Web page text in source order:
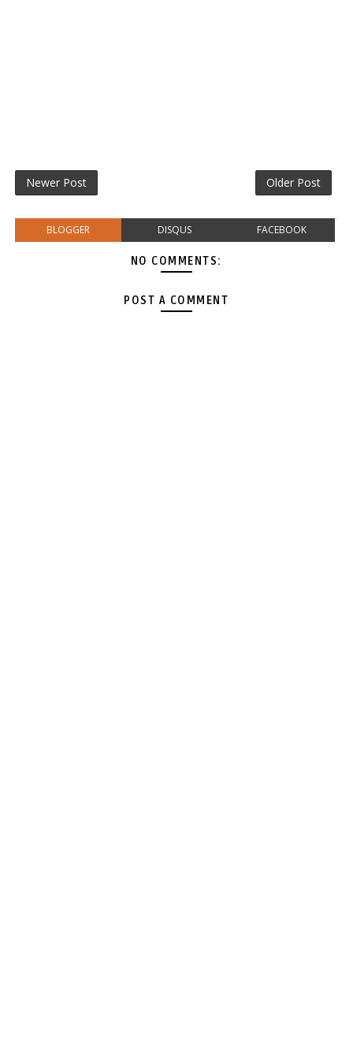
Newer Post Older Post
BLOGGER DISQUS FACEBOOK
NO COMMENTS:
POST A COMMENT